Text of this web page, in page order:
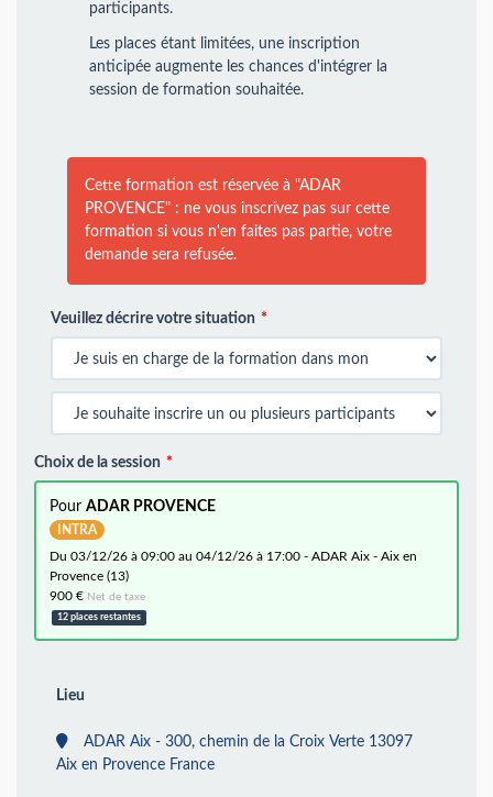
participants.
Les places étant limitées, une inscription
anticipée augmente les chances d'intégrer la
session de formation souhaitée.
Cette formation est réservée à "ADAR
PROVENCE" : ne vous inscrivez pas sur cette
formation si vous n'en faites pas partie, votre
demande sera refusée.
Veuillez décrire votre situation
Choix de la session
Pour ADAR PROVENCE
INTRA
du 03/12/26 à 09:00 au 04/12/26 à 17:00 - ADAR Aix - Aix en
Provence (13)
900 € Net de taxe
12 places restantes
Lieu
Aix en Provence France